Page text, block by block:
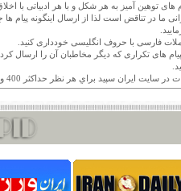
های توهین آمیز به هر شکل و با هر ادبیاتی با
ما در تناقض است لذا از ارسال اینگونه پیام ها
پیام های تکراری که دیگر مخاطبان آن را ارسال